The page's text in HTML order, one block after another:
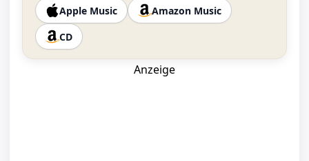
Apple Music
Amazon Music
CD
Anzeige